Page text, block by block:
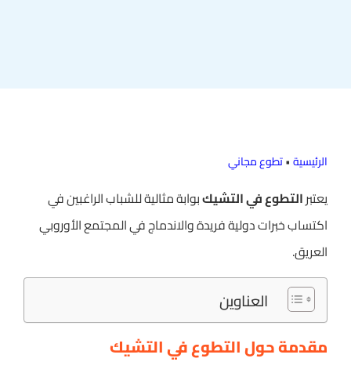
الرئيسية•تطوع مجاني
يعتبرالتطوع في التشيكبوابة مثالية للشباب الراغبين في
اكتساب خبرات دولية فريدة والاندماج في المجتمع الأوروبي
العريق.
العناوين
مقدمة حول التطوع في التشيك